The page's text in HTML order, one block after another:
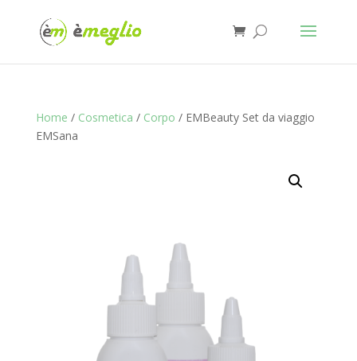
Home / Cosmetica / Corpo / EMBeauty Set da viaggio
EMSana